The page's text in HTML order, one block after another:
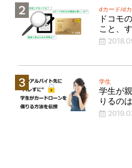
dカード/d
ドコモ
こと、
学生
学生が
りるの